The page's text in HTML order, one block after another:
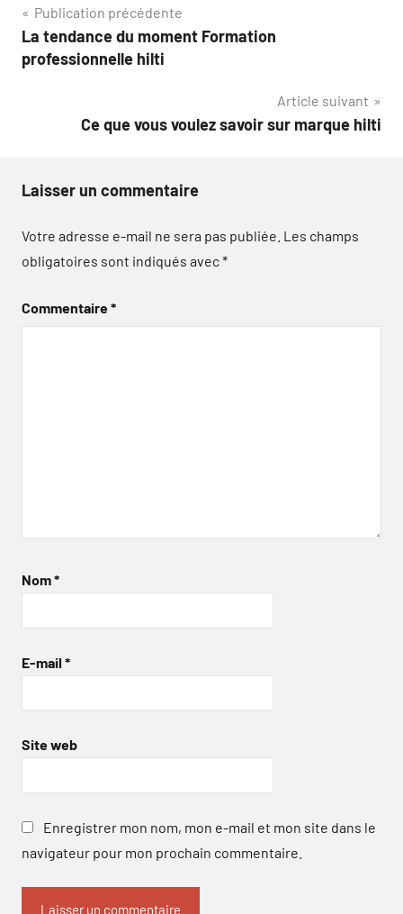
Navigation
de
Publication précédente
La tendance du moment Formation
professionnelle hilti
Article suivant
Ce que vous voulez savoir sur marque hilti
Laisser un commentaire
Votre adresse e-mail ne sera pas publiée. Les champs
obligatoires sont indiqués avec*
Commentaire*
Nom*
E-mail *
Site web
Enregistrer mon nom, mon e-mail et mon site dans le
navigateur pour mon prochain commentaire.